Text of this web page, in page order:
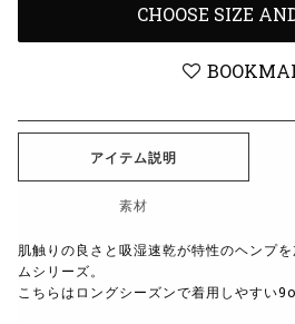
CHOOSE SIZE
アイテム説明
素材
肌触りの良さと吸湿速乾が特性のヘンプ
ムシリーズ。
こちらはロングシーズンで着用しやすい